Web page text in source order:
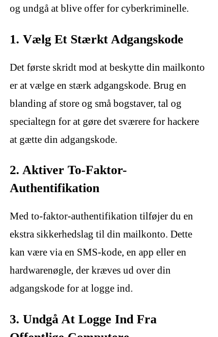
og undgå at blive offer for cyberkriminelle.
1. Vælg Et Stærkt Adgangskode
Det første skridt mod at beskytte din mailkonto
er at vælge en stærk adgangskode. Brug en
blanding af store og små bogstaver, tal og
specialtegn for at gøre det sværere for hackere
at gætte din adgangskode.
2. Aktiver To-Faktor-
Authentifikation
Med to-faktor-authentifikation tilføjer du en
ekstra sikkerhedslag til din mailkonto. Dette
kan være via en SMS-kode, en app eller en
hardwarenøgle, der kræves ud over din
adgangskode for at logge ind.
3. Undgå At Logge Ind Fra